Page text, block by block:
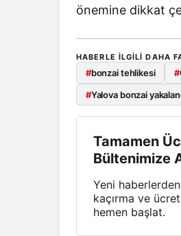
önemine dikkat
HABERLE ILGILI DAHA
#bonzai tehlikesi #
#Yalova bonzai
Tamamen
Bültenimize
Yeni
kaçırma ve
hemen başlat.